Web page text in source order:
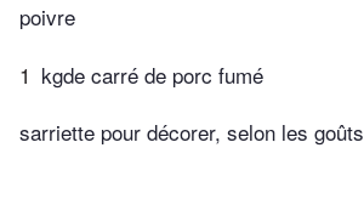
poivre
1 kgde carré de porc fumé
sarriette pour décorer, selon les goûts